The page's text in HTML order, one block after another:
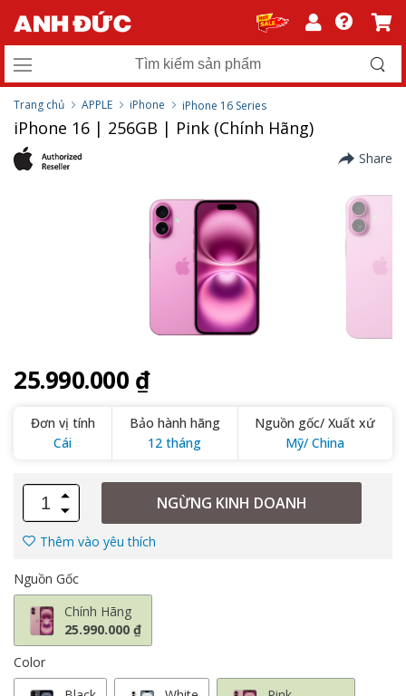
Trang chủ APPLE iPhone iPhone 16 Series
iPhone 16 | 256GB | Pink (Chính Hãng)
Share
25.990.000 ₫
Đơn vị tính
Cái
Bảo hành hãng
12 tháng
Nguồn gốc/ Xuất xứ
Mỹ/ China
NGỪNG KINH DOANH
Thêm vào yêu thích
Nguồn Gốc
Chính Hãng
25.990.000 ₫
Color